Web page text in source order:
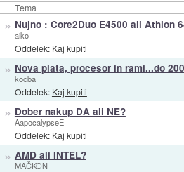
Tema
» Nujno : Core2Duo E4500 ali Athlon
aiko
Oddelek: Kaj kupiti
» Nova plata, procesor in rami...do
kocba
Oddelek: Kaj kupiti
» Dober nakup DA ali NE?
AapocalypseE
Oddelek: Kaj kupiti
» AMD ali INTEL?
MAČKON